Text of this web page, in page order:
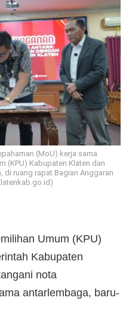
(MoU) kerja sama
(KPU) Kabupaten Klaten dan
di ruang rapat Bagian Anggaran
Umum (KPU)
Kabupaten
nota
antarlembaga, baru-